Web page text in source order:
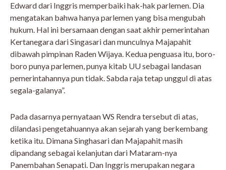
Edward dari Inggris memperbaiki hak-hak parlemen. Dia
mengatakan bahwa hanya parlemen yang bisa mengubah
hukum. Hal ini bersamaan dengan saat akhir pemerintahan
Kertanegara dari Singasari dan munculnya Majapahit
dibawah pimpinan Raden Wijaya. Kedua penguasa itu, boro-
boro punya parlemen, punya kitab UU sebagai landasan
pemerintahannya pun tidak. Sabda raja tetap unggul di atas
segala-galanya”.
Pada dasarnya pernyataan WS Rendra tersebut di atas,
dilandasi pengetahuannya akan sejarah yang berkembang
ketika itu. Dimana Singhasari dan Majapahit masih
dipandang sebagai kelanjutan dari Mataram-nya
Panembahan Senapati. Dan Inggris merupakan negara